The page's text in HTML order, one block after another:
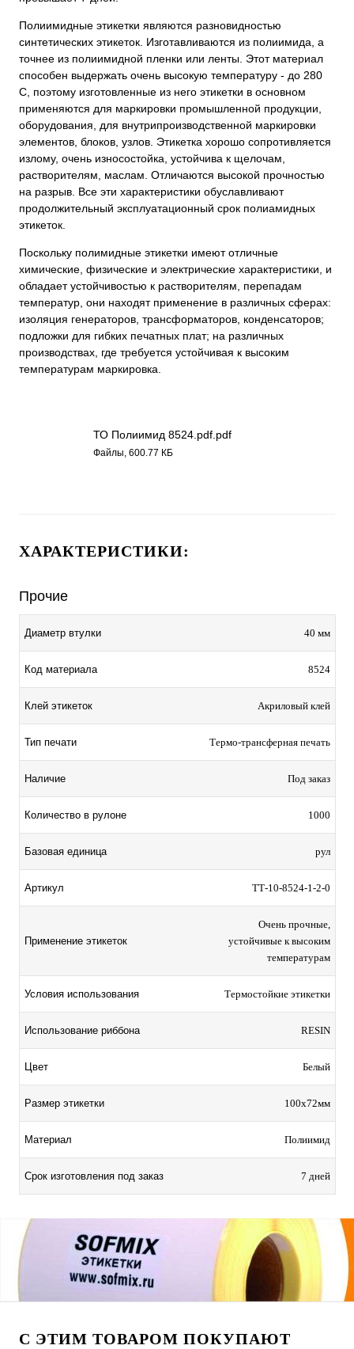
Полиимидные этикетки являются разновидностью
синтетических этикеток. Изготавливаются из полиимида, а
точнее из полиимидной пленки или ленты. Этот материал
способен выдержать очень высокую температуру - до 280
С, поэтому изготовленные из него этикетки в основном
применяются для маркировки промышленной продукции,
оборудования, для внутрипроизводственной маркировки
элементов, блоков, узлов. Этикетка хорошо сопротивляется
излому, очень износостойка, устойчива к щелочам,
растворителям, маслам. Отличаются высокой прочностью
на разрыв. Все эти характеристики обуславливают
продолжительный эксплуатационный срок полиамидных
этикеток.
Поскольку полимидные этикетки имеют отличные
химические, физические и электрические характеристики, и
обладает устойчивостью к растворителям, перепадам
температур, они находят применение в различных сферах:
изоляция генераторов, трансформаторов, конденсаторов;
подложки для гибких печатных плат; на различных
производствах, где требуется устойчивая к высоким
температурам маркировка.
ТО Полиимид 8524.pdf.pdf
Файлы, 600.77 КБ
ХАРАКТЕРИСТИКИ:
Прочие
Диаметр втулки 40 мм
Код материала 8524
Клей этикеток Акриловый клей
Тип печати Термо-трансферная печать
Наличие Под заказ
Количество в рулоне 1000
Базовая единица рул
Артикул TТ-10-8524-1-2-0
Применение этикеток
Очень прочные,
устойчивые к высоким
температурам
Условия использования Термостойкие этикетки
Использование риббона RESIN
Цвет Белый
Размер этикетки 100х72мм
Материал Полиимид
Срок изготовления под заказ 7 дней
С ЭТИМ ТОВАРОМ ПОКУПАЮТ